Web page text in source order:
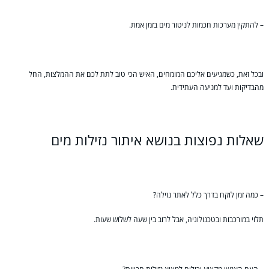
– להתקין מערכות חכמות לניטור מים בזמן אמת.
ובכל זאת, כשמגיעים אליכם המומחים, האיש הכי טוב לתת לכם את ההמלצות, החל
מהבדיקות ועד למניעה העתידית.
שאלות נפוצות בנושא איתור נזילות מים
– כמה זמן לוקח בדרך כלל לאתר נזילה?
תלוי במורכבות ובטכנולוגיה, אבל לרוב בין שעה לשלוש שעות.